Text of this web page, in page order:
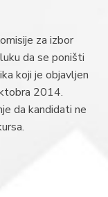
za izbor
da se poništi
koji je objavljen
2014.
da kandidati ne